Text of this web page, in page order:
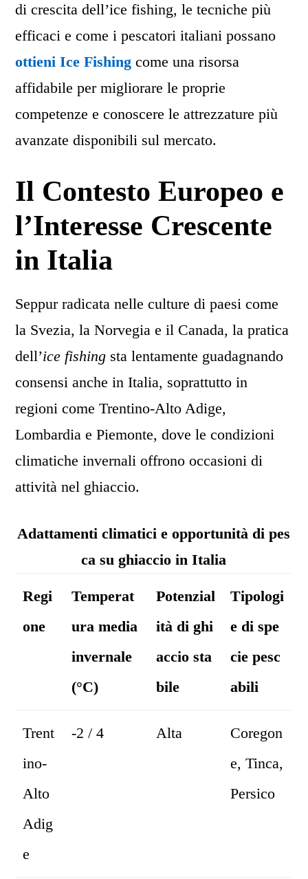
di crescita dell’ice fishing, le tecniche più
efficaci e come i pescatori italiani possano
ottieni Ice Fishing come una risorsa
affidabile per migliorare le proprie
competenze e conoscere le attrezzature più
avanzate disponibili sul mercato.
Il Contesto Europeo e
l’Interesse Crescente
in Italia
Seppur radicata nelle culture di paesi come
la Svezia, la Norvegia e il Canada, la pratica
dell’ice fishing sta lentamente guadagnando
consensi anche in Italia, soprattutto in
regioni come Trentino-Alto Adige,
Lombardia e Piemonte, dove le condizioni
climatiche invernali offrono occasioni di
attività nel ghiaccio.
Adattamenti climatici e opportunità di pes
ca su ghiaccio in Italia
Regi
one
Temperat
ura media
invernale
(°C)
Potenzial
ità di ghi
accio sta
bile
Tipologi
e di spe
cie pesc
abili
Trent
ino-
Alto
Adig
e
-2 / 4 Alta
Coregon
e, Tinca,
Persico